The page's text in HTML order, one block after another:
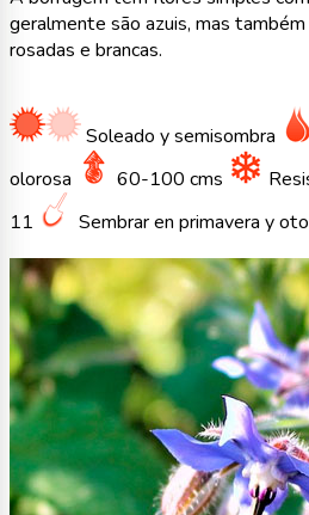
geralmente são azuis, mas
rosadas e brancas.
Soleado y semisombra
olorosa
60-100 cms
11
Sembrar en primavera y